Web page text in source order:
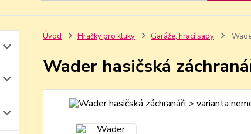
Úvod Hračky pro kluky Garáže, hrací sady
Wader hasičská